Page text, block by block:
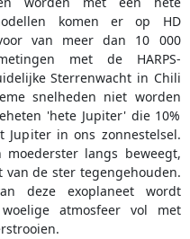
komen er op HD
van meer dan 10 000
met de HARPS-
Sterrenwacht in Chili
snelheden niet worden
'hete Jupiter' die 10%
Jupiter in ons zonnestelsel.
langs beweegt,
de ster tegengehouden.
deze exoplaneet wordt
atmosfeer vol met